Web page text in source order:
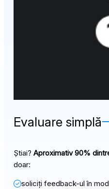
Evaluare simplă
Știai? Aproximativ 90%
doar:
soliciți feedback-ul în